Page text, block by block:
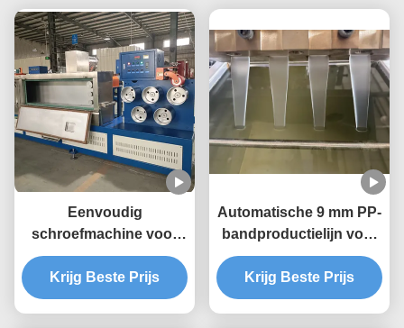
Eenvoudig
schroefmachine voor
het maken van PP-
banden met een hoge
productiviteit en een
Krijg Beste Prijs
Automatische 9 mm PP-
bandproductielijn voor
PP-bandmachine
Krijg Beste Prijs